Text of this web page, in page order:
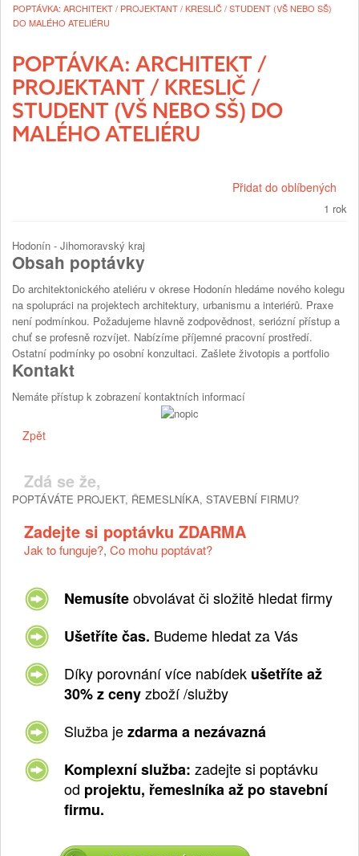
POPTÁVKA: ARCHITEKT / PROJEKTANT / KRESLIČ / STUDENT (VŠ NEBO SŠ)
DO MALÉHO ATELIÉRU
POPTÁVKA: ARCHITEKT /
PROJEKTANT / KRESLIČ /
STUDENT (VŠ NEBO SŠ) DO
MALÉHO ATELIÉRU
Přidat do oblíbených
1 rok
Hodonín - Jihomoravský kraj
Obsah poptávky
Do architektonického ateliéru v okrese Hodonín hledáme nového kolegu
na spolupráci na projektech architektury, urbanismu a interiérů. Praxe
není podmínkou. Požadujeme hlavně zodpovědnost, seriózní přístup a
chuť se profesně rozvíjet. Nabízíme příjemné pracovní prostředí.
Ostatní podmínky po osobní konzultaci. Zašlete životopis a portfolio
Kontakt
Nemáte přístup k zobrazení kontaktních informací
Zpět
Zdá se že,
POPTÁVÁTE PROJEKT, ŘEMESLNÍKA, STAVEBNÍ FIRMU?
Zadejte si poptávku ZDARMA
Jak to funguje?, Co mohu poptávat?
Nemusíteobvolávat či složitě hledat firmy
Ušetříte čas. Budeme hledat za Vás
Díky porovnání více nabídek ušetříte až
30% z cenyzboží /služby
Služba jezdarma a nezávazná
Komplexní služba: zadejte si poptávku
od projektu, řemeslníka až po stavební
firmu.